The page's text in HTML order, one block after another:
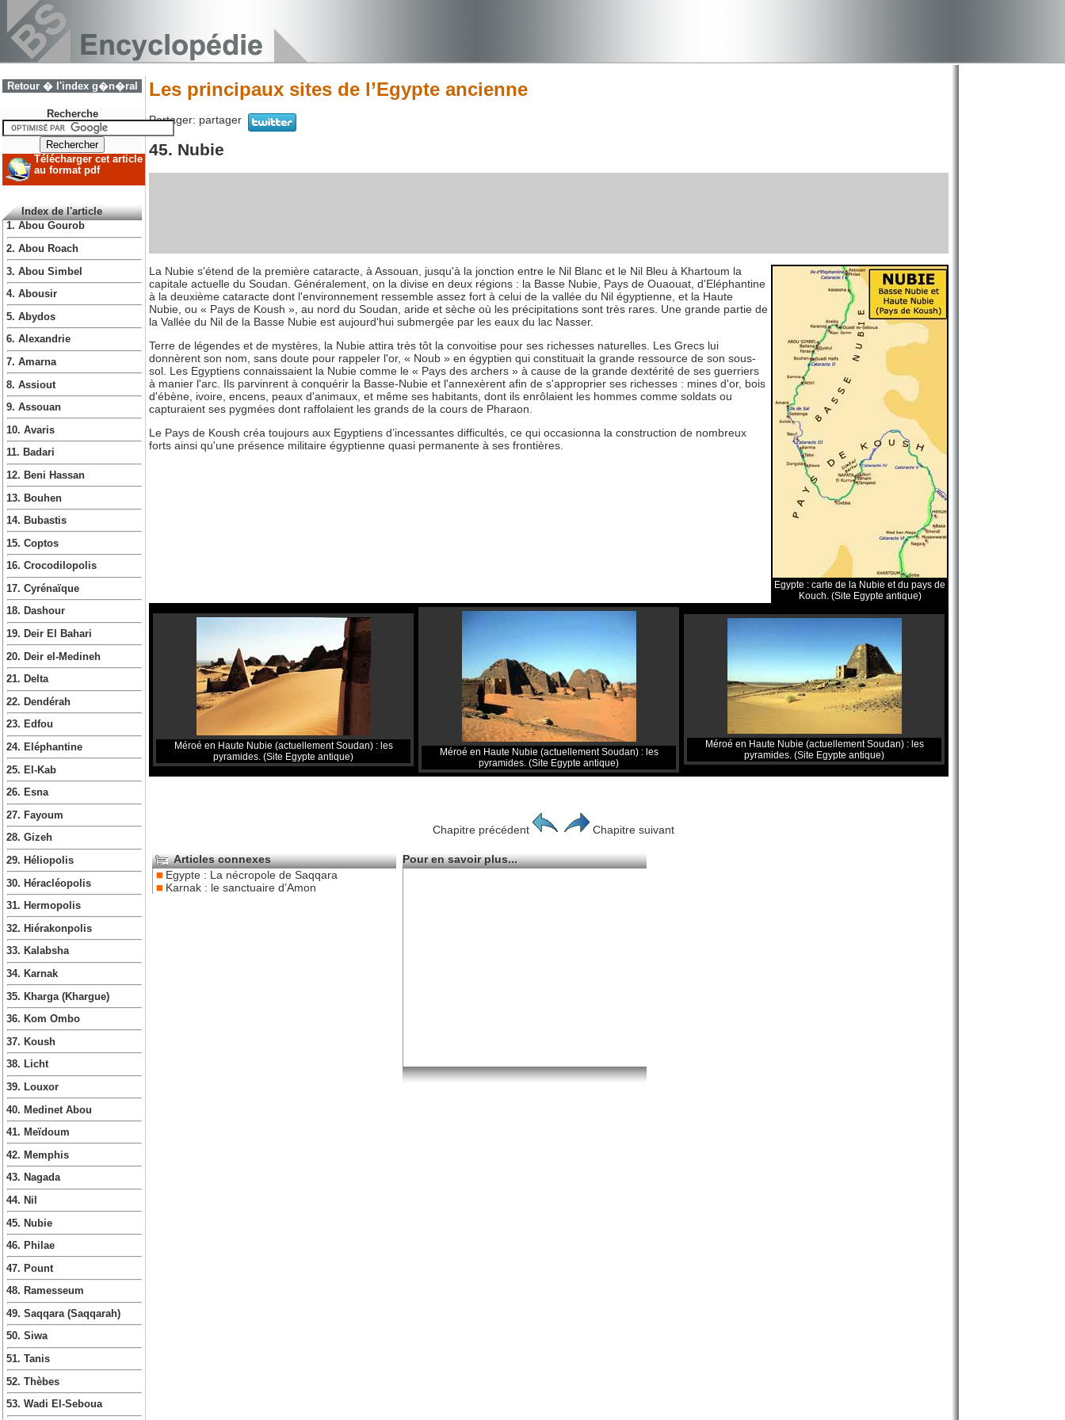
Retour � l'index g�n�ral
Recherche
Télécharger cet article
au format pdf
Index de l'article
1. Abou Gourob
2. Abou Roach
3. Abou Simbel
4. Abousir
5. Abydos
6. Alexandrie
7. Amarna
8. Assiout
9. Assouan
10. Avaris
11. Badari
12. Beni Hassan
13. Bouhen
14. Bubastis
15. Coptos
16. Crocodilopolis
17. Cyrénaïque
18. Dashour
19. Deir El Bahari
20. Deir el-Medineh
21. Delta
22. Dendérah
23. Edfou
24. Eléphantine
25. El-Kab
26. Esna
27. Fayoum
28. Gizeh
29. Héliopolis
30. Héracléopolis
31. Hermopolis
32. Hiérakonpolis
33. Kalabsha
34. Karnak
35. Kharga (Khargue)
36. Kom Ombo
37. Koush
38. Licht
39. Louxor
40. Medinet Abou
41. Meïdoum
42. Memphis
43. Nagada
44. Nil
45. Nubie
46. Philae
47. Pount
48. Ramesseum
49. Saqqara (Saqqarah)
50. Siwa
51. Tanis
52. Thèbes
53. Wadi El-Seboua
Les principaux sites de l’Egypte ancienne
Partager: partager
45. Nubie
Egypte : carte de la Nubie et du pays de
Kouch. (Site Egypte antique)
La Nubie s'étend de la première cataracte, à Assouan, jusqu'à la jonction entre le Nil Blanc et le Nil Bleu à Khartoum la
capitale actuelle du Soudan. Généralement, on la divise en deux régions : la Basse Nubie, Pays de Ouaouat, d'Eléphantine
à la deuxième cataracte dont l'environnement ressemble assez fort à celui de la vallée du Nil égyptienne, et la Haute
Nubie, ou « Pays de Koush », au nord du Soudan, aride et sèche où les précipitations sont très rares. Une grande partie de
la Vallée du Nil de la Basse Nubie est aujourd'hui submergée par les eaux du lac Nasser.
Terre de légendes et de mystères, la Nubie attira très tôt la convoitise pour ses richesses naturelles. Les Grecs lui
donnèrent son nom, sans doute pour rappeler l'or, « Noub » en égyptien qui constituait la grande ressource de son sous-
sol. Les Egyptiens connaissaient la Nubie comme le « Pays des archers » à cause de la grande dextérité de ses guerriers
à manier l'arc. Ils parvinrent à conquérir la Basse-Nubie et l'annexèrent afin de s'approprier ses richesses : mines d'or, bois
d'ébène, ivoire, encens, peaux d'animaux, et même ses habitants, dont ils enrôlaient les hommes comme soldats ou
capturaient ses pygmées dont raffolaient les grands de la cours de Pharaon.
Le Pays de Koush créa toujours aux Egyptiens d’incessantes difficultés, ce qui occasionna la construction de nombreux
forts ainsi qu'une présence militaire égyptienne quasi permanente à ses frontières.
Méroé en Haute Nubie (actuellement Soudan) : les
pyramides. (Site Egypte antique)
Méroé en Haute Nubie (actuellement Soudan) : les
pyramides. (Site Egypte antique)
Méroé en Haute Nubie (actuellement Soudan) : les
pyramides. (Site Egypte antique)
Chapitre précédent Chapitre suivant
Articles connexes
Egypte : La nécropole de Saqqara
Karnak : le sanctuaire d’Amon
Pour en savoir plus...